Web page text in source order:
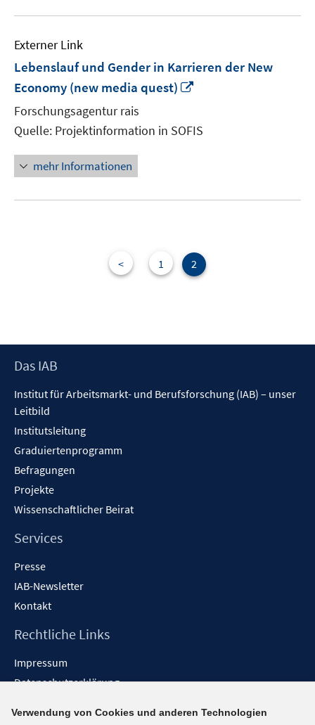
Externer Link
Lebenslauf und Gender in Karrieren der New
Economy (new media quest)
öffnen
Forschungsagentur rais
Quelle: Projektinformation in SOFIS
mehr Informationen
< 1 2
Footer
Das IAB
Institut für Arbeitsmarkt- und Berufsforschung (IAB) – unser
Leitbild
Institutsleitung
Graduiertenprogramm
Befragungen
Projekte
Wissenschaftlicher Beirat
Services
Presse
IAB-Newsletter
Kontakt
Rechtliche Links
Impressum
Datenschutzerklärung
Barrieren melden
Verwendung von Cookies und anderen Technologien